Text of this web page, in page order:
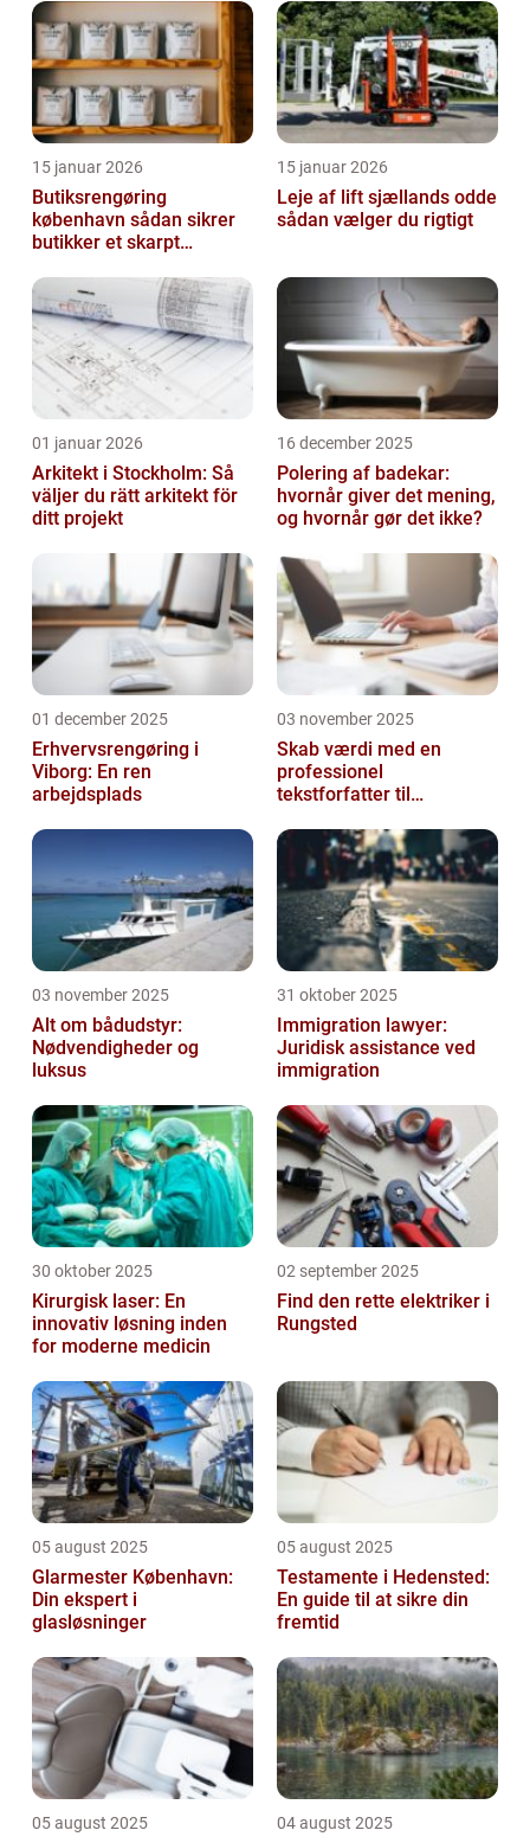
15 januar 2026
Butiksrengøring
københavn sådan sikrer
butikker et skarpt
15 januar 2026
Leje af lift sjællands odde
sådan vælger du rigtigt
01 januar 2026
Arkitekt i Stockholm: Så
väljer du rätt arkitekt för
ditt projekt
16 december 2025
Polering af badekar:
hvornår giver det mening,
og hvornår gør det ikke?
01 december 2025
Erhvervsrengøring i
Viborg: En ren
arbejdsplads
03 november 2025
Skab værdi med en
professionel
tekstforfatter til
03 november 2025
Alt om bådudstyr:
Nødvendigheder og
luksus
31 oktober 2025
Immigration lawyer:
Juridisk assistance ved
immigration
30 oktober 2025
Kirurgisk laser: En
innovativ løsning inden
for moderne medicin
02 september 2025
Find den rette elektriker i
Rungsted
05 august 2025
Glarmester København:
Din ekspert i
glasløsninger
05 august 2025
Testamente i Hedensted:
En guide til at sikre din
fremtid
05 august 2025 04 august 2025